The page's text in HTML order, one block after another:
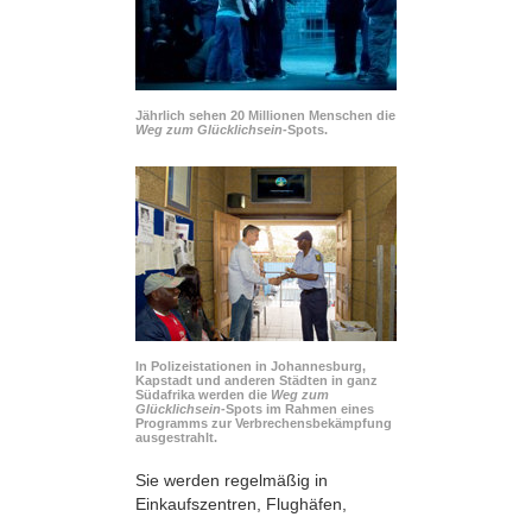
Jährlich sehen 20 Millionen Menschen die
Weg zum Glücklichsein-Spots.
In Polizeistationen in Johannesburg,
Kapstadt und anderen Städten in ganz
Südafrika werden die Weg zum
Glücklichsein-Spots im Rahmen eines
Programms zur Verbrechensbekämpfung
ausgestrahlt.
Sie werden regelmäßig in
Einkaufszentren, Flughäfen,